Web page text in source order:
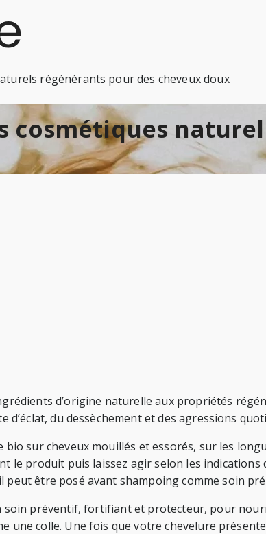
régénérants pour des cheveux doux
cosmétiques
d’origine naturelle aux propriétés
du dessèchement et des agressions
sur cheveux mouillés et essorés, sur les
le produit puis laissez agir selon les
être posé avant shampoing comme soin
préventif, fortifiant et protecteur, pour
une colle. Une fois que votre chevelure